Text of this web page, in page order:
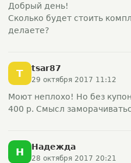
Добрый день!
Сколько будет стоить
делаете?
T tsar87
29 октября 2017 11:12
Моют неплохо! Но без
400 р. Смысл
Н Надежда
28 октября 2017 20:21